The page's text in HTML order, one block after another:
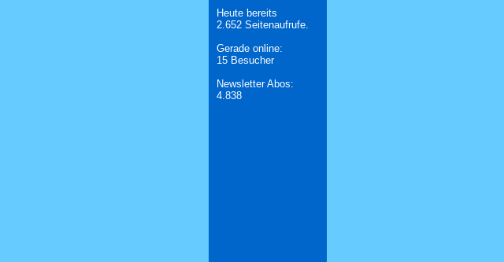
Heute bereits
2.652 Seitenaufrufe.
Gerade online:
15 Besucher
Newsletter Abos:
4.838